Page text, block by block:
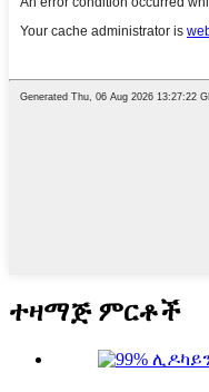
ተዛማጅ ምርቶች